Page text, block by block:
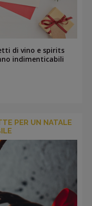
di vino e spirits
indimenticabili
PER UN NATALE